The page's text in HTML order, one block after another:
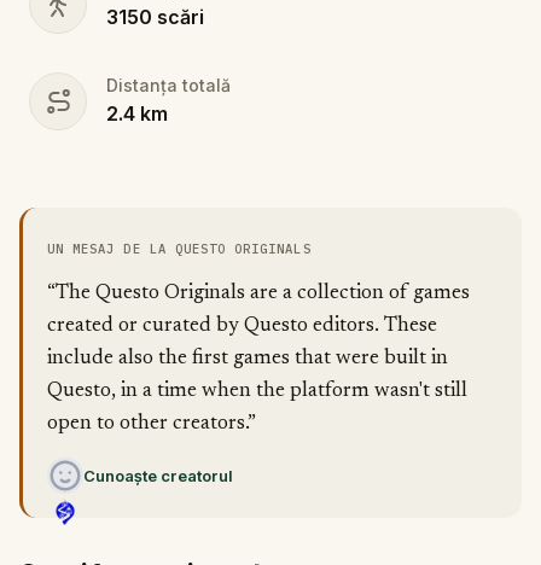
3150 scări
Distanța totală
2.4 km
UN MESAJ DE LA QUESTO ORIGINALS
“The Questo Originals are a collection of games
created or curated by Questo editors. These
include also the first games that were built in
Questo, in a time when the platform wasn't still
open to other creators.”
Cunoaște creatorul